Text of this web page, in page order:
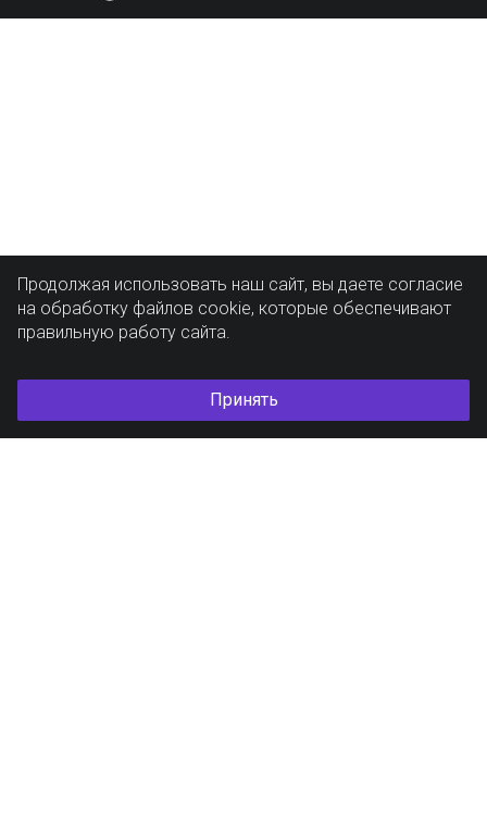
Продолжая использовать наш сайт, вы даете согласие
на обработку файлов cookie, которые обеспечивают
правильную работу сайта.
Принять